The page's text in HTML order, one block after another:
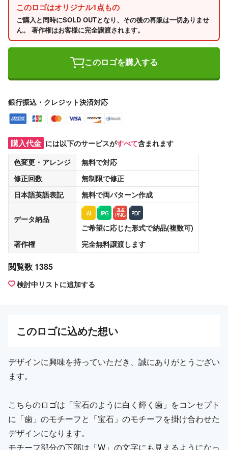
このロゴはオリジナル1点もの
ご購入と同時にSOLD OUTとなり、その後の再販は一切ありませ
ん。 著作権はお客様に完全譲渡されます。
このロゴを購入する
銀行振込・クレジット決済対応
購入代金 には以下のサービスがすべて含まれます
色変更・アレンジ
無料で対応
修正回数
無制限で修正
日本語英語表記
無料で両パターン作成
データ納品
ご希望に応じた形式で納品(複数可)
著作権
完全無料譲渡します
閲覧数 1385
検討中リストに追加する
このロゴに込めた想い
デザインに興味を持っていただき、誠にありがとうござい
ます。
こちらのロゴは「宝石のように白く輝く歯」をコンセプト
に「歯」のモチーフと「宝石」のモチーフを掛け合わせた
デザインになります。
モチーフ部分の下部は「W」の文字にも見えるようになっ